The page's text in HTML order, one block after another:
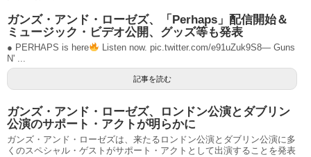
ガンズ・アンド・ローゼズ、「Perhaps」配信開始＆
ミュージック・ビデオ公開、グッズ等も発表
● PERHAPS is here
Listen now. pic.twitter.com/e91uZuk9S8— Guns
N' ...
記事を読む
ガンズ・アンド・ローゼズ、ロンドン公演とダブリン
公演のサポート・アクトが明らかに
ガンズ・アンド・ローゼズは、来たるロンドン公演とダブリン公演に多
くのスペシャル・ゲストがサポート・アクトとして出演することを発表